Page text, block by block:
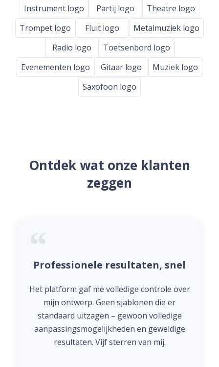
Instrument logo
Partij logo
Theatre logo
Trompet logo
Fluit logo
Metalmuziek logo
Radio logo
Toetsenbord logo
Evenementen logo
Gitaar logo
Muziek logo
Saxofoon logo
Ontdek wat onze klanten
zeggen
Professionele resultaten, snel
Het platform gaf me volledige controle over
mijn ontwerp. Geen sjablonen die er
standaard uitzagen – gewoon volledige
aanpassingsmogelijkheden en geweldige
resultaten. Vijf sterren van mij.